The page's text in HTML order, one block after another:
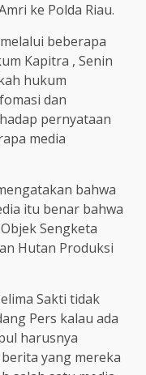
ke Polda Riau.
beberapa
Kapitra , Senin
hukum
dan
pernyataan
media
bahwa
itu benar bahwa
Sengketa
Hutan Produksi
Sakti tidak
Pers kalau ada
harusnya
yang mereka